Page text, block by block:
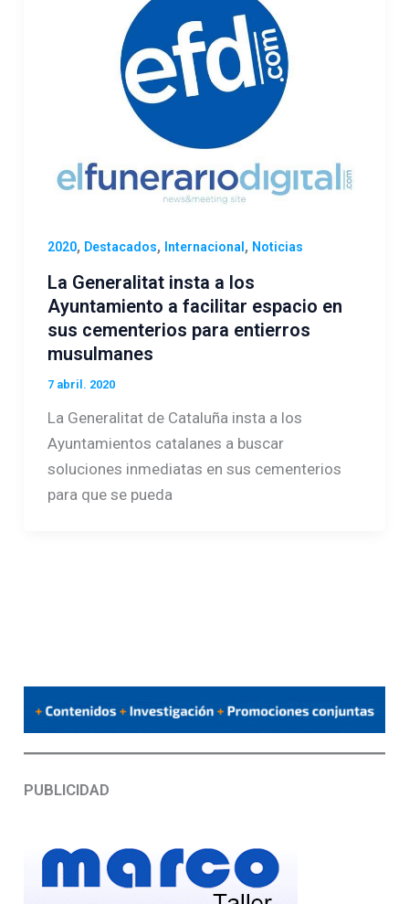
2020, Destacados, Internacional , Noticias
La Generalitat insta a los
Ayuntamiento a facilitar espacio en
sus cementerios para entierros
musulmanes
7 abril. 2020
La Generalitat de Cataluña insta a los
Ayuntamientos catalanes a buscar
soluciones inmediatas en sus cementerios
para que se pueda
PUBLICIDAD